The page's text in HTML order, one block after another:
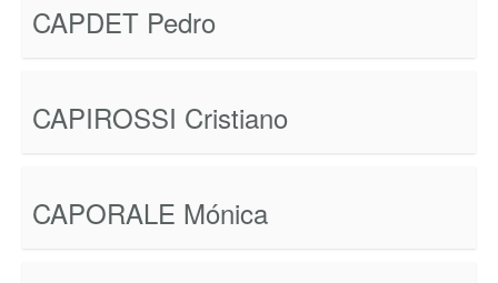
CAPDET Pedro
CAPIROSSI Cristiano
CAPORALE Mónica